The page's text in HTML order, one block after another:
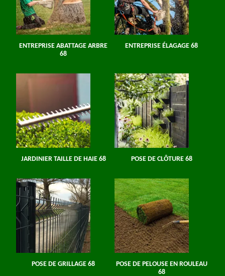
ENTREPRISE ABATTAGE ARBRE
68
ENTREPRISE ÉLAGAGE 68
JARDINIER TAILLE DE HAIE 68 POSE DE CLÔTURE 68
POSE DE GRILLAGE 68
POSE DE PELOUSE EN ROULEAU
68